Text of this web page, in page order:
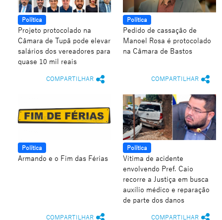
Política
Projeto protocolado na
Câmara de Tupã pode elevar
salários dos vereadores para
quase 10 mil reais
COMPARTILHAR
Política
Pedido de cassação de
Manoel Rosa é protocolado
na Câmara de Bastos
COMPARTILHAR
Política
Armando e o Fim das Férias
COMPARTILHAR
Política
Vítima de acidente
envolvendo Pref. Caio
recorre a Justiça em busca
auxílio médico e reparação
de parte dos danos
COMPARTILHAR